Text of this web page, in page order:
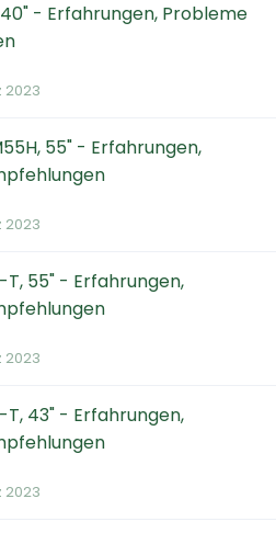
40" - Erfahrungen, Probleme
2023
55" - Erfahrungen,
2023
T, 55" - Erfahrungen,
2023
T, 43" - Erfahrungen,
2023